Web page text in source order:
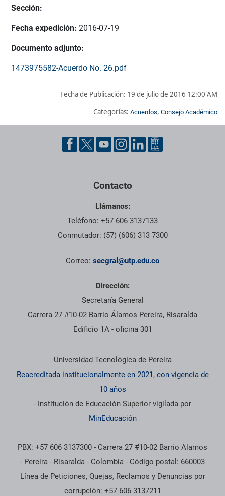
Sección:
Fecha expedición: 2016-07-19
Documento adjunto:
1473975582-Acuerdo No. 26.pdf
Fecha de Publicación: 19 de julio de 2016 12:00 AM
Categorías: Acuerdos, Consejo Académico
Pie de página con información de contacto, redes sociales y
Contacto
Llámanos:
Teléfono: +57 606 3137133
Conmutador: (57) (606) 313 7300
Correo: secgral@utp.edu.co
Dirección:
Secretaría General
Carrera 27 #10-02 Barrio Álamos Pereira, Risaralda
Edificio 1A - oficina 301
Información institucional
Universidad Tecnológica de Pereira
Reacreditada institucionalmente en 2021, con vigencia de
10 años
- Institución de Educación Superior vigilada por
MinEducación
PBX: +57 606 3137300 - Carrera 27 #10-02 Barrio Alamos
- Pereira - Risaralda - Colombia - Código postal: 660003
Línea de Peticiones, Quejas, Reclamos y Denuncias por
corrupción: +57 606 3137211